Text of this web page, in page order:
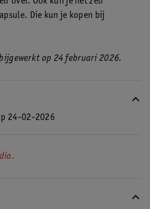
is niet besmettelijk.
Die kun je kopen bij
op 24 februari 2026.
24-02-2026